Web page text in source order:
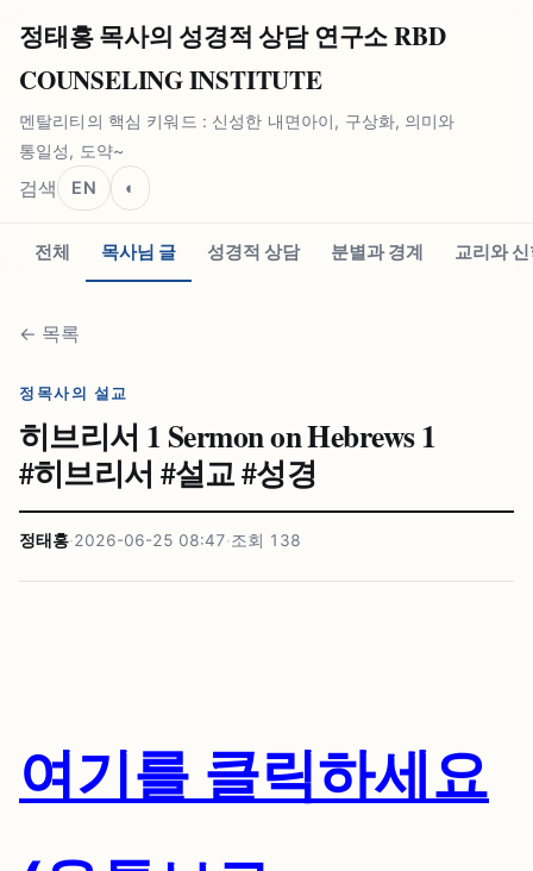
정태홍 목사의 성경적 상담 연구소 RBD
COUNSELING INSTITUTE
멘탈리티의 핵심 키워드 : 신성한 내면아이, 구상화, 의미와
통일성, 도약~
검색 EN ◐
전체 목사님 글 성경적 상담 분별과 경계 교리와
← 목록
정목사의 설교
히브리서 1 Sermon on Hebrews 1
#⁠히브리서 #⁠설교 #⁠성경
정태홍·2026-06-25 08:47·조회 138
여기를 클릭하세요